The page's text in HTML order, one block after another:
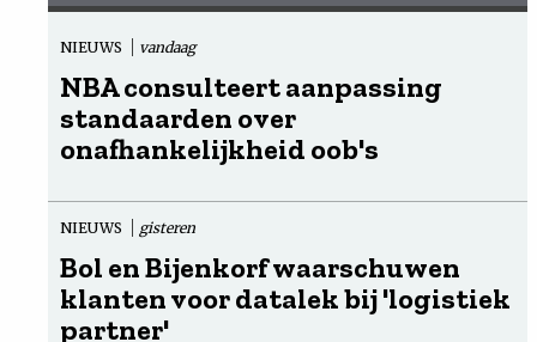
NIEUWS vandaag
NBA consulteert aanpassing
standaarden over
onafhankelijkheid oob's
NIEUWS gisteren
Bol en Bijenkorf waarschuwen
klanten voor datalek bij 'logistiek
partner'